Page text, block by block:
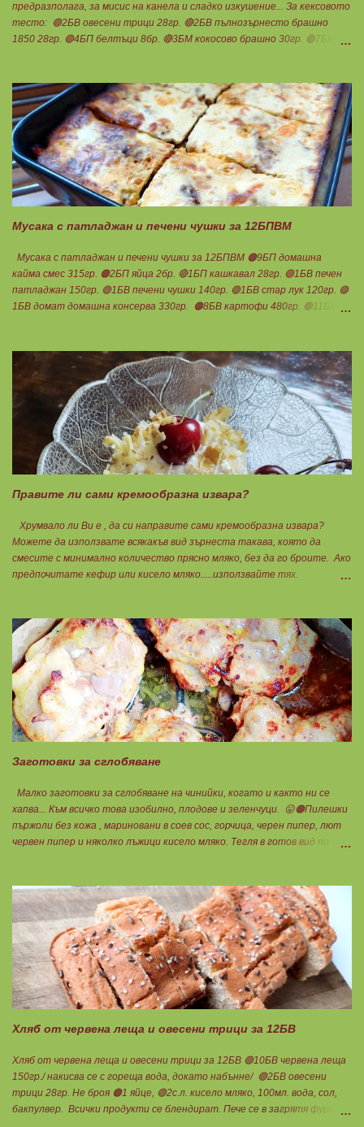
предразполага, за мисис на канела и сладко изкушение... За кексовото
тесто: 🟢2БВ овесени трици 28гр. 🔴2БВ пълнозърнесто брашно
1850 28гр. 🟢4БП белтъци 8бр. 🔴3БМ кокосово брашно 30гр. 🟢7БМ
добре и се оставя на страна да набъбне. За чийз крема: 🟢3БП
обезмаслено крем сирене Кауфланд 200гр. + 1 равна с.л скир 🟠1БП
яйце 1бр. Ванилия Не подслаждам! За отгоре: 🟢4БВ сини сливи
360гр. Канела Мазнините са удвоени за белтъците и крем сиренето!
В голяма силиконова форма за тарт, разпределих така: 🥧1- ви слой
от кексово тесто 🥧2- ри слой чийз крем 🥧3- ти слой нарязани сини
сливи Канелата поръсих след изпичане, за да не е много натрапчива и
в голямо количество. Сладкиша изпекох в загрята фурна на 180
Мусака с патладжан и печени чушки за 12БПВМ
Мусака с патладжан и печени чушки за 12БПВМ 🟠9БП домашна
кайма смес 315гр. 🟠2БП яйца 2бр. 🔴1БП кашкавал 28гр. 🟢1БВ печен
патладжан 150гр. 🟢1БВ печени чушки 140гр. 🟢1БВ стар лук 120гр. 🟢
1БВ домат домашна консерва 330гр. 🟠8БВ картофи 480гр. 🟢11БМ
кайма, може изобщо да не добавяте мазнини... Каймата се задушава с
лука и картофите. Всичко останало с3 нарязва и добавя към сместа.
Пече се до готовност. Заливката е от яйца,кашкавал и 150гр. кисело
мляко. Цялото количество можете да разпределите на порции и да
хапвате както предпочитате. Нека да ни е вкусно заедно! Люси
Правите ли сами кремообразна извара?
Хрумвало ли Ви е , да си направите сами кремообразна извара?
Можете да използвате всякакъв вид зърнеста такава, която да
смесите с минимално количество прясно мляко, без да го броите. Ако
предпочитате кефир или кисело мляко.....използвайте тях.
приготвяне на всякакви плодови кремчета, крем за торти, за всякакви
разядки и салати... Ако изварата е обезмаслена можете да удвоявате
мазнините. Ако не е, броите като нискомаслен продукт. Можете да
си приготвите по- голямо количество и да съхранявате в хладилник
за няколко дни. Част от моята закуска днес, беше това вкусно
кремче... 🟢1БП извара 50гр. 🟢1БВ череши 8бр. 🟠1БМ орех 1бр.
Ванилия Нека да ни е вкусно заедно! Люси
Заготовки за сглобяване
Малко заготовки за сглобяване на чинийки, когато и както ни се
хапва... Към всичко това изобилно, плодове и зеленчуци. 😛🟠Пилешки
пържоли без кожа , мариновани в соев сос, горчица, черен пипер, лют
червен пипер и няколко лъжици кисело мляко. Тегля в готов вид по
секунди под налягане със съвсем малко вода, пасира се и готово.
Обичам я студена, като всеки път ще си съчетавам различно, затова
в нея няма нито мазнина, нито протеин. Обичам свободата на избор...
Деля на 4 порции по 1БВ. 😛" Панирани чушки" за 3БП 4БВ 6БМ 🟢2БВ
печени чушки 340гр./ 6бр. 🔴2БВ брашно 28гр. 🟢2БП извара Брей
100гр. 🟠1БП яйце 1бр. 🟢8БМ зехтин почти 3ч.л. Мазнините удвоени
за изварата! Изпечените чушки се напълват с малко количество
извара, овкусена с копър и чесън. Ако обичате повече, може да
Хляб от червена леща и овесени трици за 12БВ
Хляб от червена леща и овесени трици за 12БВ 🟢10БВ червена леща
150гр./ накисва се с гореща вода, докато набънне/ 🟢2БВ овесени
трици 28гр. Не броя 🟠1 яйце, 🟢2с.л. кисело мляко, 100мл. вода, сол,
бакпулвер. Всички продукти се блендират. Пече се в загрятя фурна